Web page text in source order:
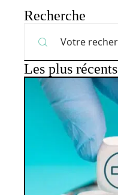
Recherche
Les plus récents